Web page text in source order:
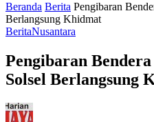
Beranda Berita Pengibaran
Berlangsung Khidmat
BeritaNusantara
Pengibaran
Solsel Berlangsung